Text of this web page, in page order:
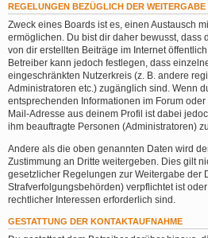
REGELUNGEN BEZÜGLICH DER WEITERGABE
Zweck eines Boards ist es, einen Austausch
ermöglichen. Du bist dir daher bewusst, dass
von dir erstellten Beiträge im Internet
Betreiber kann jedoch festlegen, dass
eingeschränkten Nutzerkreis (z. B. andere
Administratoren etc.) zugänglich sind. Wenn
entsprechenden Informationen im Forum
Mail-Adresse aus deinem Profil ist dabei
ihm beauftragte Personen (Administratoren)
Andere als die oben genannten Daten wird
Zustimmung an Dritte weitergeben. Dies gilt
gesetzlicher Regelungen zur Weitergabe der
Strafverfolgungsbehörden) verpflichtet ist
rechtlicher Interessen erforderlich sind.
GESTATTUNG DER KONTAKTAUFNAHME